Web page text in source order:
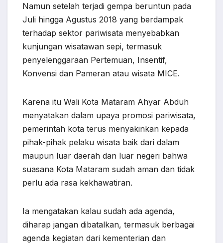
Namun setelah terjadi gempa beruntun pada
Juli hingga Agustus 2018 yang berdampak
terhadap sektor pariwisata menyebabkan
kunjungan wisatawan sepi, termasuk
penyelenggaraan Pertemuan, Insentif,
Konvensi dan Pameran atau wisata MICE.
Karena itu Wali Kota Mataram Ahyar Abduh
menyatakan dalam upaya promosi pariwisata,
pemerintah kota terus menyakinkan kepada
pihak-pihak pelaku wisata baik dari dalam
maupun luar daerah dan luar negeri bahwa
suasana Kota Mataram sudah aman dan tidak
perlu ada rasa kekhawatiran.
Ia mengatakan kalau sudah ada agenda,
diharap jangan dibatalkan, termasuk berbagai
agenda kegiatan dari kementerian dan